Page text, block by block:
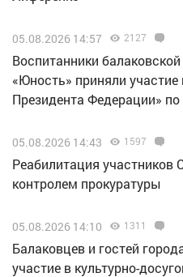
05.08.2026 14:57 2127
Воспитанники
«Юность» приняли
Президента Федерации»
05.08.2026 14:43 1597
Реабилитация участников
контролем прокуратуры
05.08.2026 14:10 1311
Балаковцев и гостей
участие в культурно-